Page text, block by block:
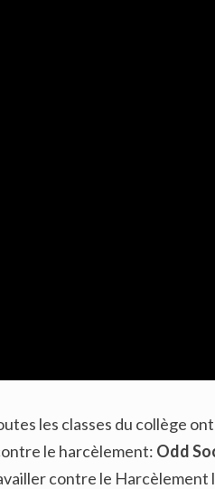
les classes du collège
le harcèlement: Odd
contre le Harcèlement